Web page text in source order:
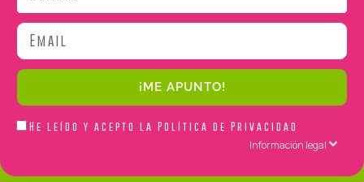
Email
Acepto
de
He leído y acepto la Política de Privacidad
¡ME APUNTO!
Información legal